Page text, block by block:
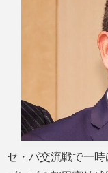
セ・パ交流戦で一